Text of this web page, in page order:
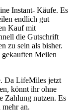
Instant- Käufe. Es
endlich gut
Kauf mit
die Gutschrift
zu sein als bisher.
Meilen
Da LifeMiles jetzt
könnt ihr ohne
Zahlung nutzen. Es
an.